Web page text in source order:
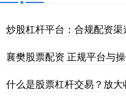
炒股杠杆平台：合规配资渠
襄樊股票配资 正规平台与
什么是股票杠杆交易？放